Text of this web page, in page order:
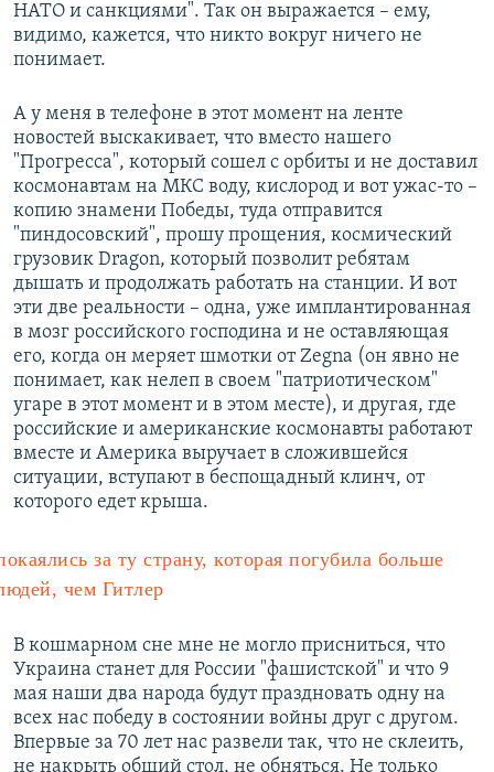
НАТО и санкциями". Так он выражается – ему,
видимо, кажется, что никто вокруг ничего не
понимает.
А у меня в телефоне в этот момент на ленте
новостей выскакивает, что вместо нашего
"Прогресса", который сошел с орбиты и не доставил
космонавтам на МКС воду, кислород и вот ужас-то –
копию знамени Победы, туда отправится
"пиндосовский", прошу прощения, космический
грузовик Dragon, который позволит ребятам
дышать и продолжать работать на станции. И вот
эти две реальности – одна, уже имплантированная
в мозг российского господина и не оставляющая
его, когда он меряет шмотки от Zegna (он явно не
понимает, как нелеп в своем "патриотическом"
угаре в этот момент и в этом месте), и другая, где
российские и американские космонавты работают
вместе и Америка выручает в сложившейся
ситуации, вступают в беспощадный клинч, от
которого едет крыша.
за ту страну, которая погубила больше
чем Гитлер
В кошмарном сне мне не могло присниться, что
Украина станет для России "фашистской" и что 9
мая наши два народа будут праздновать одну на
всех нас победу в состоянии войны друг с другом.
Впервые за 70 лет нас развели так, что не склеить,
не накрыть общий стол, не обняться. Не только